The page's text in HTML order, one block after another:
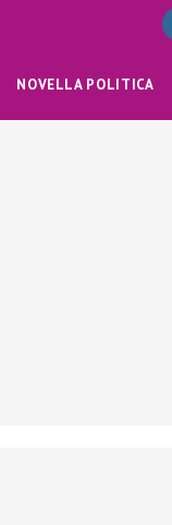
NOVELLA POLITICA